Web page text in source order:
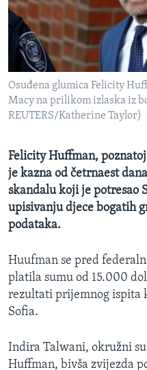
MAGAZIN
O GLASU AMERIKE
Learning English
PRATITE NAS
Jezici
Osuđena glumica Felicity
Macy na prilikom izlaska iz
REUTERS/Katherine Taylor)
Felicity Huffman​,
je kazna od četrnaest
skandalu koji je potresao
upisivanju djece bogatih
podataka.
Huufman se pred
platila sumu od 15.000
rezultati prijemnog ispita
Sofia.
Indira Talwani, okružni
Huffman, bivša zvijezda